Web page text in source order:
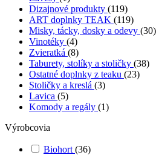
Dizajnové produkty (119)
ART doplnky TEAK (119)
Misky, tácky, dosky a odevy (30)
Vinotéky (4)
Zvieratká (8)
Taburety, stolíky a stoličky (38)
Ostatné doplnky z teaku (23)
Stoličky a kreslá (3)
Lavica (5)
Komody a regály (1)
Výrobcovia
Biohort (36)